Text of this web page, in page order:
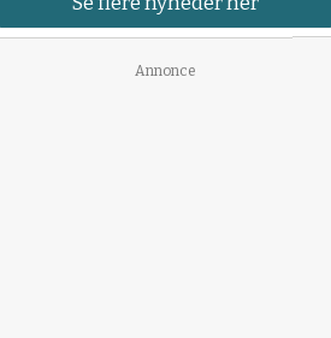
Annonce